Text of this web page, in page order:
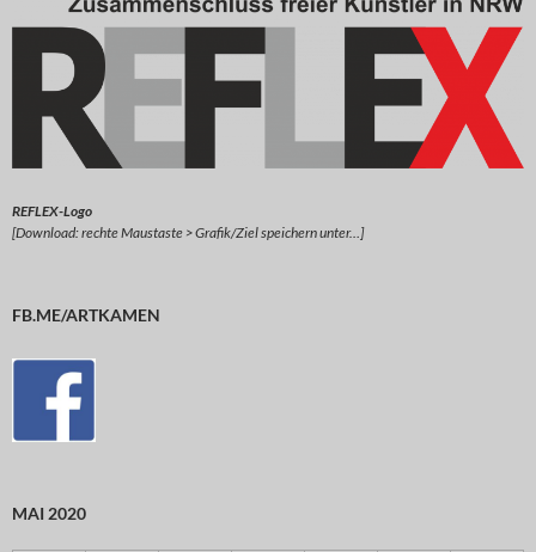
REFLEX-Logo
[Download: rechte Maustaste > Grafik/Ziel speichern unter…]
FB.ME/ARTKAMEN
MAI 2020